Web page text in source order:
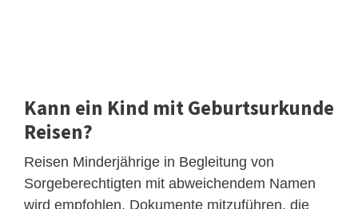
Kann ein Kind mit Geburtsurkunde
Reisen?
Reisen Minderjährige in Begleitung von
Sorgeberechtigten mit abweichendem Namen
wird empfohlen, Dokumente mitzuführen, die